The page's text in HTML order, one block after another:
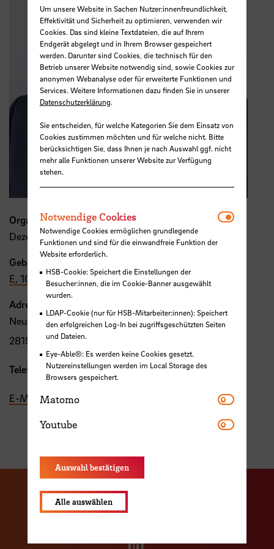
Organisation
Dezernat 4
Gebäude, Raum
E, 101c
Adresse
Neustadtswall 30
28199 Bremen
Telefon: +49 421 5905 2218
E-Mail
Zu unserer
Um unsere Website in Sachen Nutzer:innenfreundlichkeit,
Effektivität und Sicherheit zu optimieren, verwenden wir
Cookies. Das sind kleine Textdateien, die auf Ihrem
Endgerät abgelegt und in Ihrem Browser gespeichert
werden. Darunter sind Cookies, die technisch für den
Betrieb unserer Website notwendig sind, sowie Cookies zur
anonymen Webanalyse oder für erweiterte Funktionen und
Services. Weitere Informationen dazu finden Sie in unserer
Datenschutzerklärung.
Sie entscheiden, für welche Kategorien Sie dem Einsatz von
Cookies zustimmen möchten und für welche nicht. Bitte
berücksichtigen Sie, dass Ihnen je nach Auswahl ggf. nicht
mehr alle Funktionen unserer Website zur Verfügung
stehen.
Notwendige Cookies
Notwendige Cookies ermöglichen grundlegende
Funktionen und sind für die einwandfreie Funktion der
Website erforderlich.
HSB-Cookie: Speichert die Einstellungen der
Besucher:innen, die im Cookie-Banner ausgewählt
wurden.
LDAP-Cookie (nur für HSB-Mitarbeiter:innen): Speichert
den erfolgreichen Log-In bei zugriffsgeschützten Seiten
und Dateien.
Eye-Able®: Es werden keine Cookies gesetzt.
Nutzereinstellungen werden im Local Storage des
Browsers gespeichert.
Matomo Matomo
Youtube Youtube
Auswahl bestätigen
Alle auswählen